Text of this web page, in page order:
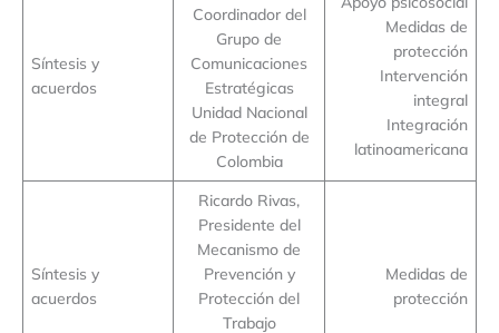
Síntesis y
acuerdos
Coordinador del
Grupo de
Comunicaciones
Estratégicas
Unidad Nacional
de Protección de
Colombia
Medidas de
protección
Intervención
integral
Integración
latinoamericana
Síntesis y
acuerdos
Ricardo Rivas,
Presidente del
Mecanismo de
Prevención y
Protección del
Trabajo
Medidas de
protección